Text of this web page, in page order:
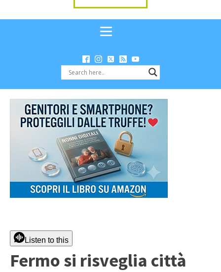
Listen to this
Fermo si risveglia città